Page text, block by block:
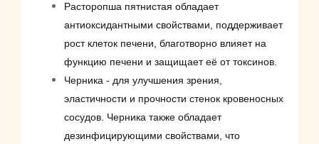
Расторопша пятнистая обладает
антиоксидантными свойствами, поддерживает
рост клеток печени, благотворно влияет на
функцию печени и защищает её от токсинов.
Черника - для улучшения зрения,
эластичности и прочности стенок кровеносных
сосудов. Черника также обладает
дезинфицирующими свойствами, что